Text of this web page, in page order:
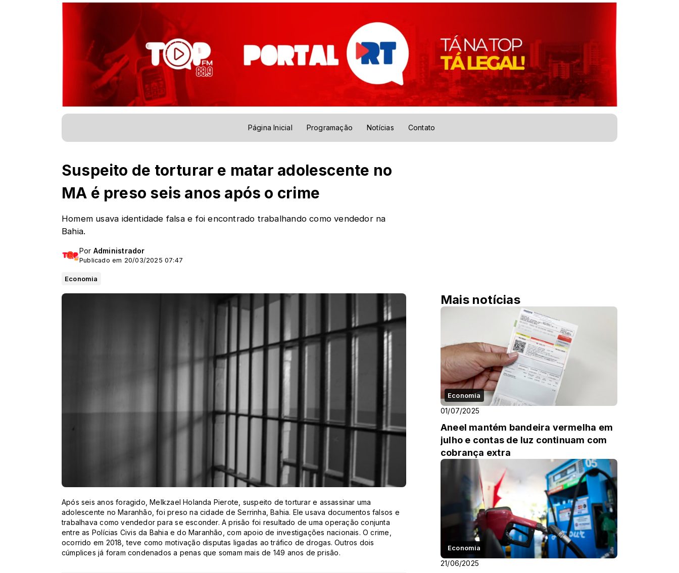
Página Inicial Programação Notícias Contato
Suspeito de torturar e matar adolescente no
MA é preso seis anos após o crime
Homem usava identidade falsa e foi encontrado trabalhando como vendedor na
Bahia.
Por Administrador
Publicado em 20/03/2025 07:47
Economia
Após seis anos foragido, Melkzael Holanda Pierote, suspeito de torturar e assassinar uma
adolescente no Maranhão, foi preso na cidade de Serrinha, Bahia. Ele usava documentos falsos e
trabalhava como vendedor para se esconder. A prisão foi resultado de uma operação conjunta
entre as Polícias Civis da Bahia e do Maranhão, com apoio de investigações nacionais. O crime,
ocorrido em 2018, teve como motivação disputas ligadas ao tráfico de drogas. Outros dois
cúmplices já foram condenados a penas que somam mais de 149 anos de prisão.
Mais notícias
Economia
01/07/2025
Aneel mantém bandeira vermelha em
julho e contas de luz continuam com
cobrança extra
Economia
21/06/2025